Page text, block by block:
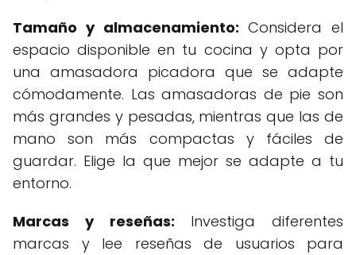
Tamaño y almacenamiento: Considera el
espacio disponible en tu cocina y opta por
una amasadora picadora que se adapte
cómodamente. Las amasadoras de pie son
más grandes y pesadas, mientras que las de
mano son más compactas y fáciles de
guardar. Elige la que mejor se adapte a tu
entorno.
Marcas y reseñas: Investiga diferentes
marcas y lee reseñas de usuarios para